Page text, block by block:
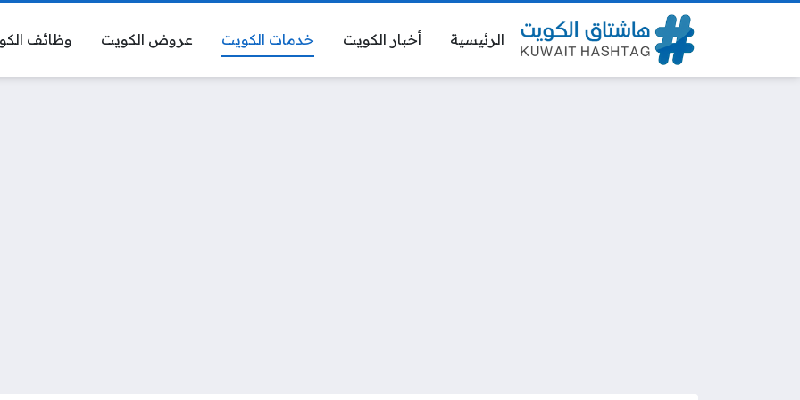
الرئيسية أخبار الكويت خدمات الكويت عروض الكويت وظائف